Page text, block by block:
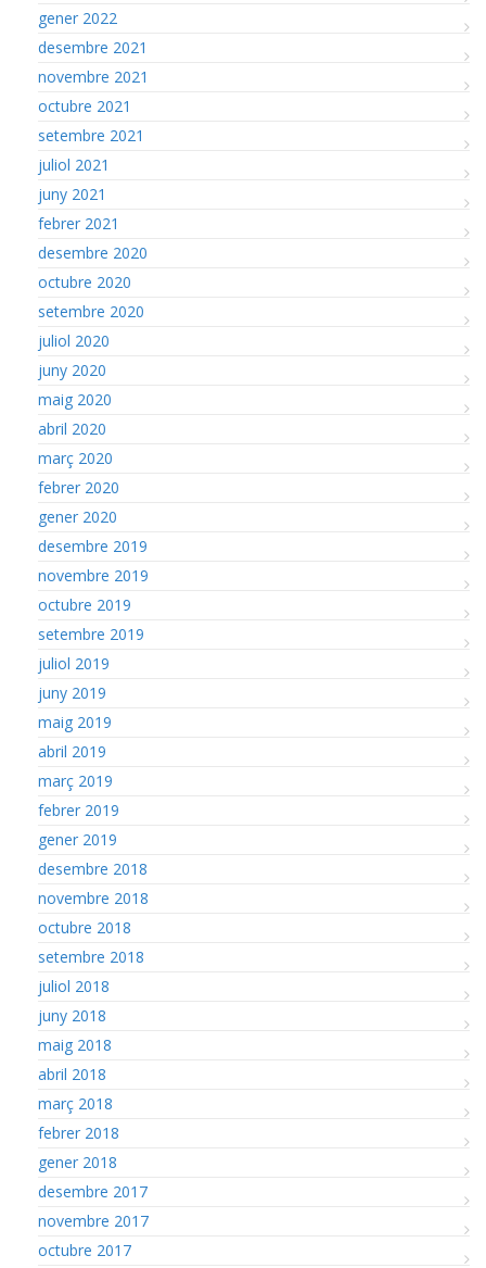
gener 2022
desembre 2021
novembre 2021
octubre 2021
setembre 2021
juliol 2021
juny 2021
febrer 2021
desembre 2020
octubre 2020
setembre 2020
juliol 2020
juny 2020
maig 2020
abril 2020
març 2020
febrer 2020
gener 2020
desembre 2019
novembre 2019
octubre 2019
setembre 2019
juliol 2019
juny 2019
maig 2019
abril 2019
març 2019
febrer 2019
gener 2019
desembre 2018
novembre 2018
octubre 2018
setembre 2018
juliol 2018
juny 2018
maig 2018
abril 2018
març 2018
febrer 2018
gener 2018
desembre 2017
novembre 2017
octubre 2017